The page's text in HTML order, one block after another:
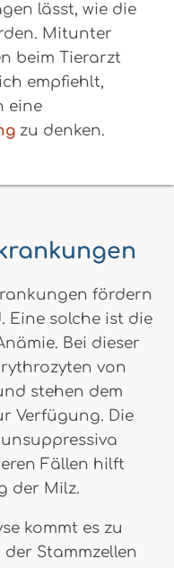
lässt, wie die
Mitunter
beim Tierarzt
empfiehlt,
eine
zu denken.
fördern
Eine solche ist die
Bei dieser
von
stehen dem
Verfügung. Die
Fällen hilft
der Milz.
kommt es zu
Stammzellen